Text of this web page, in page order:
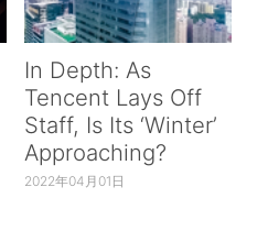
In Depth: As
Tencent Lays Off
Staff, Is Its ‘Winter’
Approaching?
2022年04月01日